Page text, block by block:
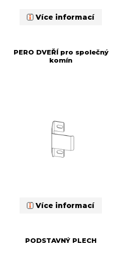
Více informací
PERO DVEŘÍ pro společný
komín
Více informací
PODSTAVNÝ PLECH